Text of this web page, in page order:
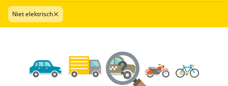
Niet elektrisch